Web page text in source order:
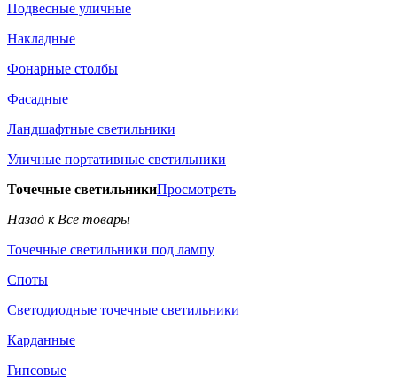
Подвесные уличные
Накладные
Фонарные столбы
Фасадные
Ландшафтные светильники
Уличные портативные светильники
Точечные светильникиПросмотреть
Назад к Все товары
Точечные светильники под лампу
Споты
Светодиодные точечные светильники
Карданные
Гипсовые